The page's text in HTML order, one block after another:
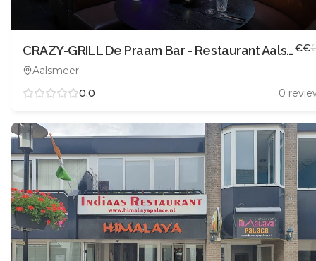
CRAZY-GRILL De Praam Bar - Restaurant Aalsmeer
Aalsmeer
€€
0.0 0